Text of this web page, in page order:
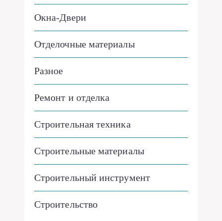
Окна-Двери
Отделочные материалы
Разное
Ремонт и отделка
Строительная техника
Строительные материалы
Строительный инструмент
Строительство